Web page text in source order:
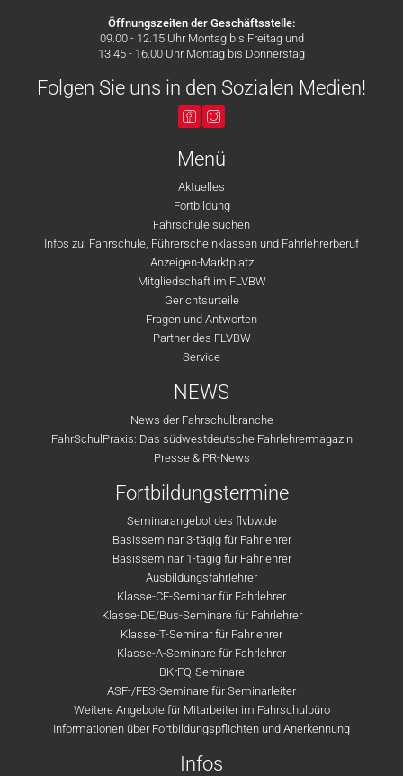
Öffnungszeiten der Geschäftsstelle:
09.00 - 12.15 Uhr Montag bis Freitag und
13.45 - 16.00 Uhr Montag bis Donnerstag
Folgen Sie uns in den Sozialen Medien!
Menü
Aktuelles
Fortbildung
Fahrschule suchen
Infos zu: Fahrschule, Führerscheinklassen und Fahrlehrerberuf
Anzeigen-Marktplatz
Mitgliedschaft im FLVBW
Gerichtsurteile
Fragen und Antworten
Partner des FLVBW
Service
NEWS
News der Fahrschulbranche
FahrSchulPraxis: Das südwestdeutsche Fahrlehrermagazin
Presse & PR-News
Fortbildungstermine
Seminarangebot des flvbw.de
Basisseminar 3-tägig für Fahrlehrer
Basisseminar 1-tägig für Fahrlehrer
Ausbildungsfahrlehrer
Klasse-CE-Seminar für Fahrlehrer
Klasse-DE/Bus-Seminare für Fahrlehrer
Klasse-T-Seminar für Fahrlehrer
Klasse-A-Seminare für Fahrlehrer
BKrFQ-Seminare
ASF-/FES-Seminare für Seminarleiter
Weitere Angebote für Mitarbeiter im Fahrschulbüro
Informationen über Fortbildungspflichten und Anerkennung
Infos